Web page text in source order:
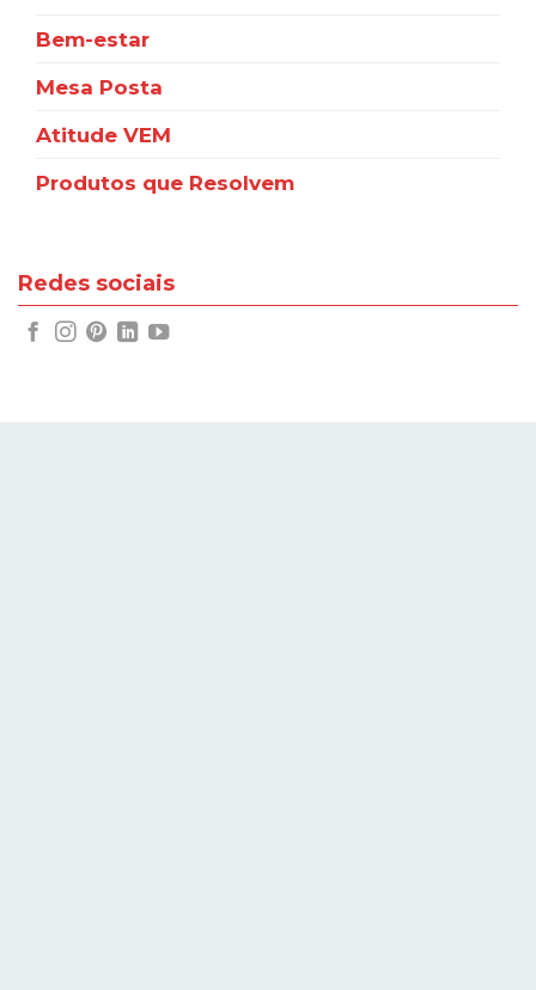
Bem-estar
Mesa Posta
Atitude VEM
Produtos que Resolvem
Redes sociais